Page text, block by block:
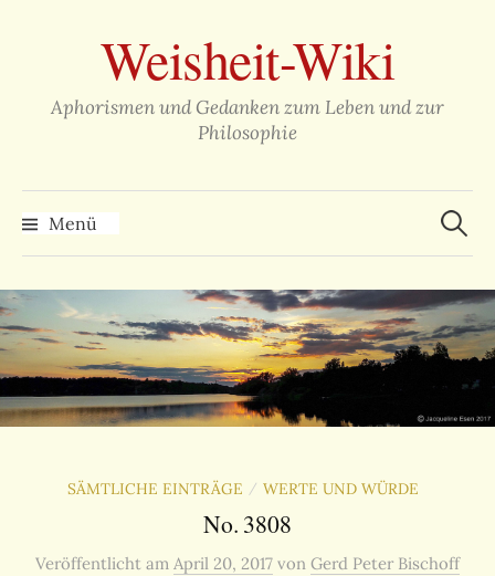
überspringenWeisheit-Wiki
Aphorismen und Gedanken zum Leben und zur
Philosophie
Menü
Suchen
nach:
SÄMTLICHE EINTRÄGE / WERTE UND WÜRDE
No. 3808
Veröffentlicht am April 20, 2017 von Gerd Peter Bischoff